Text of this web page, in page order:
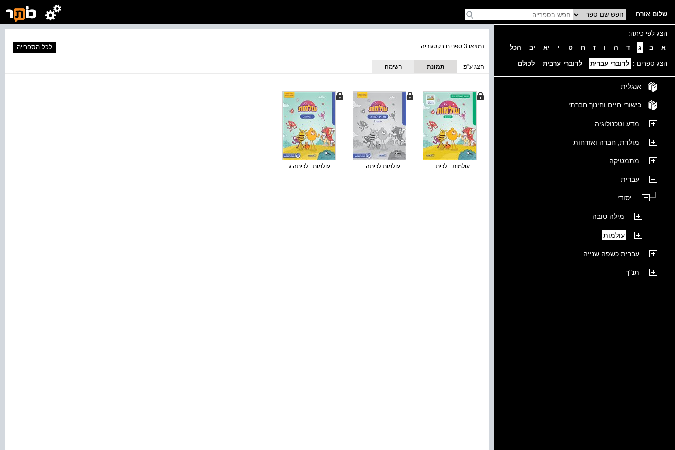
שלום אורח
הצג לפי כיתה:
א
ב ג ד ה ו ז ח ט י יא יב הכל
הצג ספרים : לדוברי עברית לדוברי ערבית לכולם
אנגלית
כישורי חיים וחינוך חברתי
מדע וטכנולוגיה
מולדת, חברה ואזרחות
מתמטיקה
עברית
יסודי
מילה טובה
עולמות
עברית כשפה שנייה
תנ"ך
נמצאו 3 ספרים בקטגוריה לכל הספרייה
הצג ע''פ:
תמונת
רשימה
עולמות : לכית... עולמות לכיתה ... עולמות : לכיתה ג